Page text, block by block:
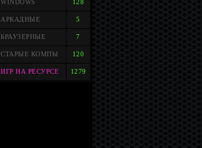
WINDOWS 128
АРКАДНЫЕ 5
БРАУЗЕРНЫЕ 7
СТАРЫЕ КОМПЫ 120
ИГР НА РЕСУРСЕ 1279